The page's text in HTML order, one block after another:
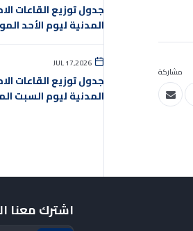
مشاركة
جدول توزيع القاعات
المدنية ليوم الأحد الموافق لـ
JUL 17,2026
جدول توزيع القاعات
المدنية ليوم السبت الموافق
اشترك معنا